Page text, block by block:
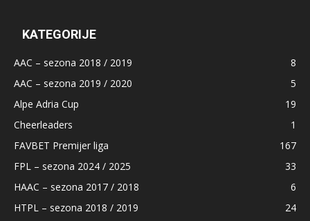
KATEGORIJE
AAC – sezona 2018 / 2019
8
AAC – sezona 2019 / 2020
5
Alpe Adria Cup
19
Cheerleaders
1
FAVBET Premijer liga
167
FPL – sezona 2024 / 2025
33
HAAC – sezona 2017 / 2018
6
HTPL – sezona 2018 / 2019
24